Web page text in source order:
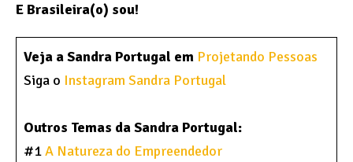
E Brasileira(o) sou!
Veja a Sandra Portugal em Projetando Pessoas
Siga o Instagram Sandra Portugal
Outros Temas da Sandra Portugal:
#1A Natureza do Empreendedor